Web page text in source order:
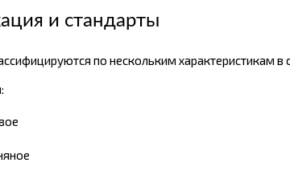
и стандарты
по нескольким характеристикам в